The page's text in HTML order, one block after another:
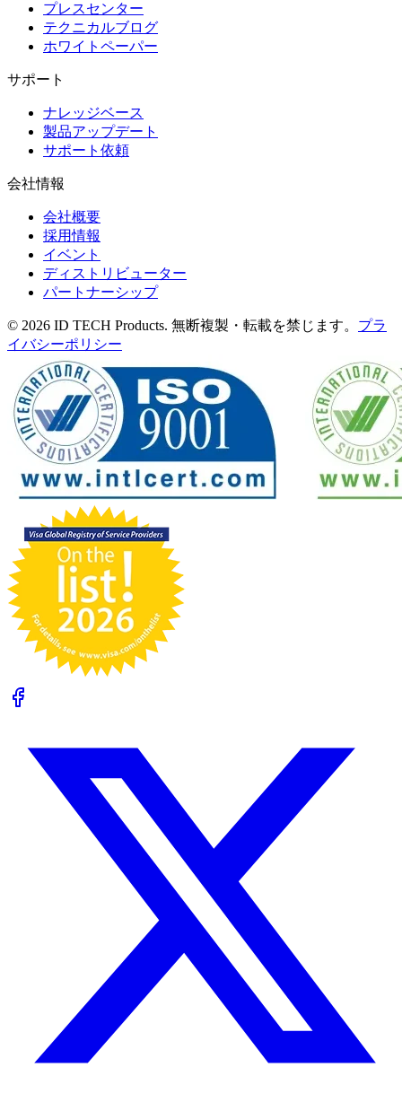
プレスセンター
テクニカルブログ
ホワイトペーパー
サポート
ナレッジベース
製品アップデート
サポート依頼
会社情報
会社概要
採用情報
イベント
ディストリビューター
パートナーシップ
© 2026 ID TECH Products. 無断複製・転載を禁じます。 プラ
イバシーポリシー